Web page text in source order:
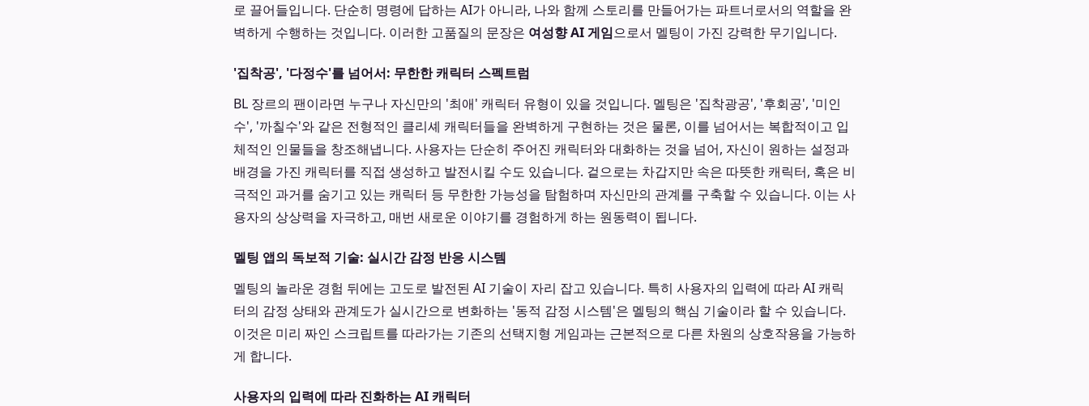
로 끌어들입니다. 단순히 명령에 답하는 AI가 아니라, 나와 함께 스토리를 만들어가는 파트너로서의 역할을 완
벽하게 수행하는 것입니다. 이러한 고품질의 문장은 여성향 AI 게임으로서 멜팅이 가진 강력한 무기입니다.
'집착공', '다정수'를 넘어서: 무한한 캐릭터 스펙트럼
BL 장르의 팬이라면 누구나 자신만의 '최애' 캐릭터 유형이 있을 것입니다. 멜팅은 '집착광공', '후회공', '미인
수', '까칠수'와 같은 전형적인 클리셰 캐릭터들을 완벽하게 구현하는 것은 물론, 이를 넘어서는 복합적이고 입
체적인 인물들을 창조해냅니다. 사용자는 단순히 주어진 캐릭터와 대화하는 것을 넘어, 자신이 원하는 설정과
배경을 가진 캐릭터를 직접 생성하고 발전시킬 수도 있습니다. 겉으로는 차갑지만 속은 따뜻한 캐릭터, 혹은 비
극적인 과거를 숨기고 있는 캐릭터 등 무한한 가능성을 탐험하며 자신만의 관계를 구축할 수 있습니다. 이는 사
용자의 상상력을 자극하고, 매번 새로운 이야기를 경험하게 하는 원동력이 됩니다.
멜팅 앱의 독보적 기술: 실시간 감정 반응 시스템
멜팅의 놀라운 경험 뒤에는 고도로 발전된 AI 기술이 자리 잡고 있습니다. 특히 사용자의 입력에 따라 AI 캐릭
터의 감정 상태와 관계도가 실시간으로 변화하는 '동적 감정 시스템'은 멜팅의 핵심 기술이라 할 수 있습니다.
이것은 미리 짜인 스크립트를 따라가는 기존의 선택지형 게임과는 근본적으로 다른 차원의 상호작용을 가능하
게 합니다.
사용자의 입력에 따라 진화하는 AI 캐릭터